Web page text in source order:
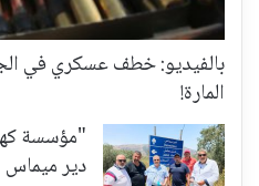
بالفيديو: خطف عسكري في
المارة!
"مؤسسة
دير ميماس